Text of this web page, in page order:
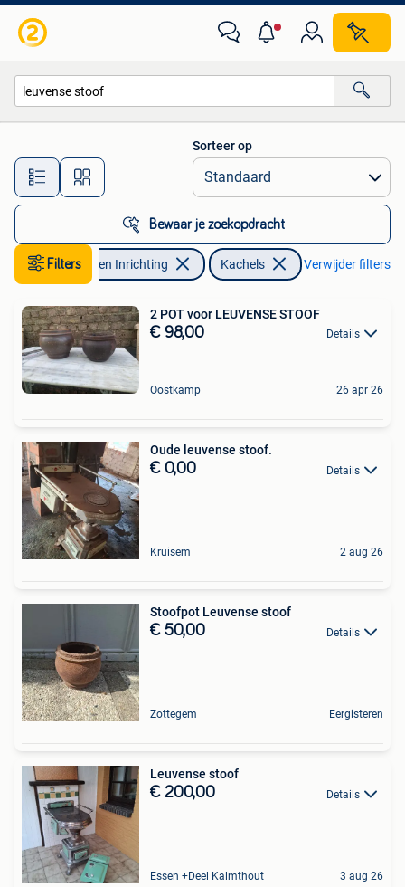
Alle afstanden…
Sorteer op
Bewaar je zoekopdracht
FiltersHuis en Inrichting Kachels Verwijder filters
2 POT voor LEUVENSE STOOF
€ 98,00 Details
Oostkamp 26 apr 26
Oude leuvense stoof.
€ 0,00 Details
Kruisem 2 aug 26
Stoofpot Leuvense stoof
€ 50,00 Details
Zottegem Eergisteren
Leuvense stoof
€ 200,00 Details
Essen +Deel Kalmthout 3 aug 26